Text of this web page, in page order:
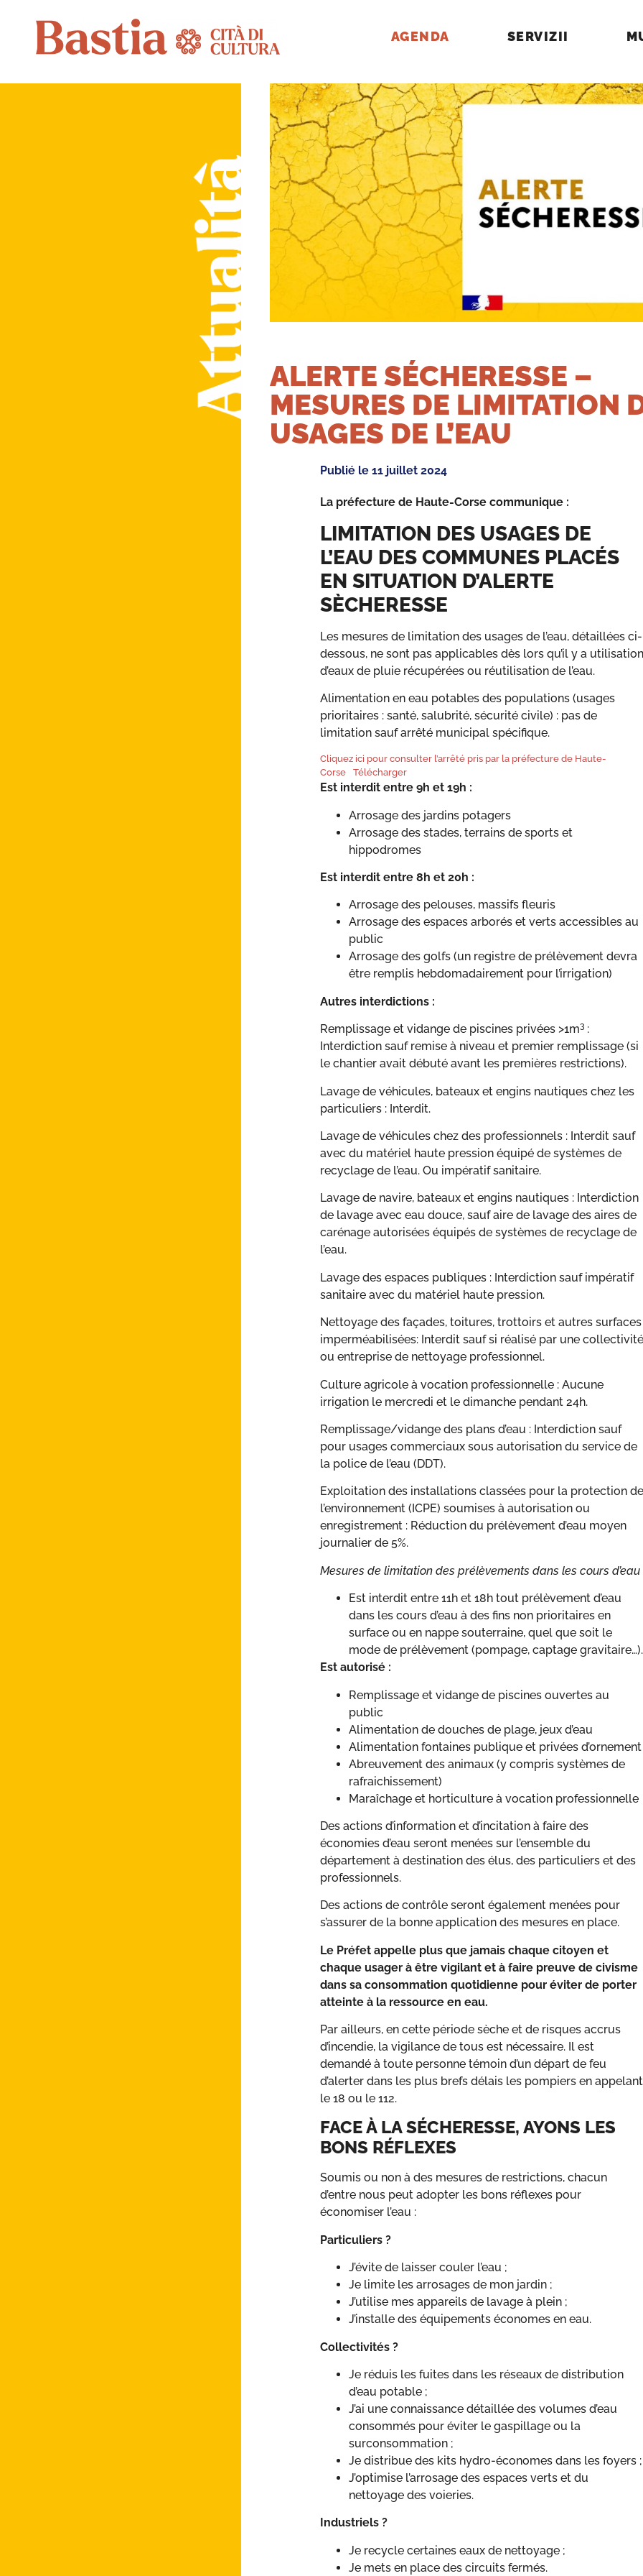
AGENDA SERVIZII
ALERTE SÉCHERESSE –
MESURES DE LIMITATION
USAGES DE L’EAU
Publié le 11 juillet 2024
La préfecture de Haute-Corse communique :
LIMITATION DES USAGES DE
L’EAU DES COMMUNES PLACÉS
EN SITUATION D’ALERTE
SÈCHERESSE
Les mesures de limitation des usages de l’eau, détaillées ci-
dessous, ne sont pas applicables dès lors qu’il y a utilisation
d’eaux de pluie récupérées ou réutilisation de l’eau.
Alimentation en eau potables des populations (usages
prioritaires : santé, salubrité, sécurité civile) : pas de
limitation sauf arrêté municipal spécifique.
Cliquez ici pour consulter l’arrêté pris par la préfecture de Haute-
Corse
Télécharger
Est interdit entre 9h et 19h :
Arrosage des jardins potagers
Arrosage des stades, terrains de sports et
hippodromes
Est interdit entre 8h et 20h :
Arrosage des pelouses, massifs fleuris
Arrosage des espaces arborés et verts accessibles au
public
Arrosage des golfs (un registre de prélèvement devra
être remplis hebdomadairement pour l’irrigation)
Autres interdictions :
Remplissage et vidange de piscines privées >1m3 :
Interdiction sauf remise à niveau et premier remplissage (si
le chantier avait débuté avant les premières restrictions).
Lavage de véhicules, bateaux et engins nautiques chez les
particuliers : Interdit.
Lavage de véhicules chez des professionnels : Interdit sauf
avec du matériel haute pression équipé de systèmes de
recyclage de l’eau. Ou impératif sanitaire.
Lavage de navire, bateaux et engins nautiques : Interdiction
de lavage avec eau douce, sauf aire de lavage des aires de
carénage autorisées équipés de systèmes de recyclage de
l’eau.
Lavage des espaces publiques : Interdiction sauf impératif
sanitaire avec du matériel haute pression.
Nettoyage des façades, toitures, trottoirs et autres surfaces
imperméabilisées: Interdit sauf si réalisé par une collectivité
ou entreprise de nettoyage professionnel.
Culture agricole à vocation professionnelle : Aucune
irrigation le mercredi et le dimanche pendant 24h.
Remplissage/vidange des plans d’eau : Interdiction sauf
pour usages commerciaux sous autorisation du service de
la police de l’eau (DDT).
Exploitation des installations classées pour la protection de
l’environnement (ICPE) soumises à autorisation ou
enregistrement : Réduction du prélèvement d’eau moyen
journalier de 5%.
Mesures de limitation des prélèvements dans les cours d’eau
Est interdit entre 11h et 18h tout prélèvement d’eau
dans les cours d’eau à des fins non prioritaires en
surface ou en nappe souterraine, quel que soit le
mode de prélèvement (pompage, captage gravitaire…).
Est autorisé :
Remplissage et vidange de piscines ouvertes au
public
Alimentation de douches de plage, jeux d’eau
Alimentation fontaines publique et privées d’ornement
Abreuvement des animaux (y compris systèmes de
rafraichissement)
Maraîchage et horticulture à vocation professionnelle
Des actions d’information et d’incitation à faire des
économies d’eau seront menées sur l’ensemble du
département à destination des élus, des particuliers et des
professionnels.
Des actions de contrôle seront également menées pour
s’assurer de la bonne application des mesures en place.
Le Préfet appelle plus que jamais chaque citoyen et
chaque usager à être vigilant et à faire preuve de civisme
dans sa consommation quotidienne pour éviter de porter
atteinte à la ressource en eau.
Par ailleurs, en cette période sèche et de risques accrus
d’incendie, la vigilance de tous est nécessaire. Il est
demandé à toute personne témoin d’un départ de feu
d’alerter dans les plus brefs délais les pompiers en appelant
le 18 ou le 112.
FACE À LA SÉCHERESSE, AYONS LES
BONS RÉFLEXES
Soumis ou non à des mesures de restrictions, chacun
d’entre nous peut adopter les bons réflexes pour
économiser l’eau :
Particuliers ?
J’évite de laisser couler l’eau ;
Je limite les arrosages de mon jardin ;
J’utilise mes appareils de lavage à plein ;
J’installe des équipements économes en eau.
Collectivités ?
Je réduis les fuites dans les réseaux de distribution
d’eau potable ;
J’ai une connaissance détaillée des volumes d’eau
consommés pour éviter le gaspillage ou la
surconsommation ;
Je distribue des kits hydro-économes dans les foyers ;
J’optimise l’arrosage des espaces verts et du
nettoyage des voieries.
Industriels ?
Je recycle certaines eaux de nettoyage ;
Je mets en place des circuits fermés.